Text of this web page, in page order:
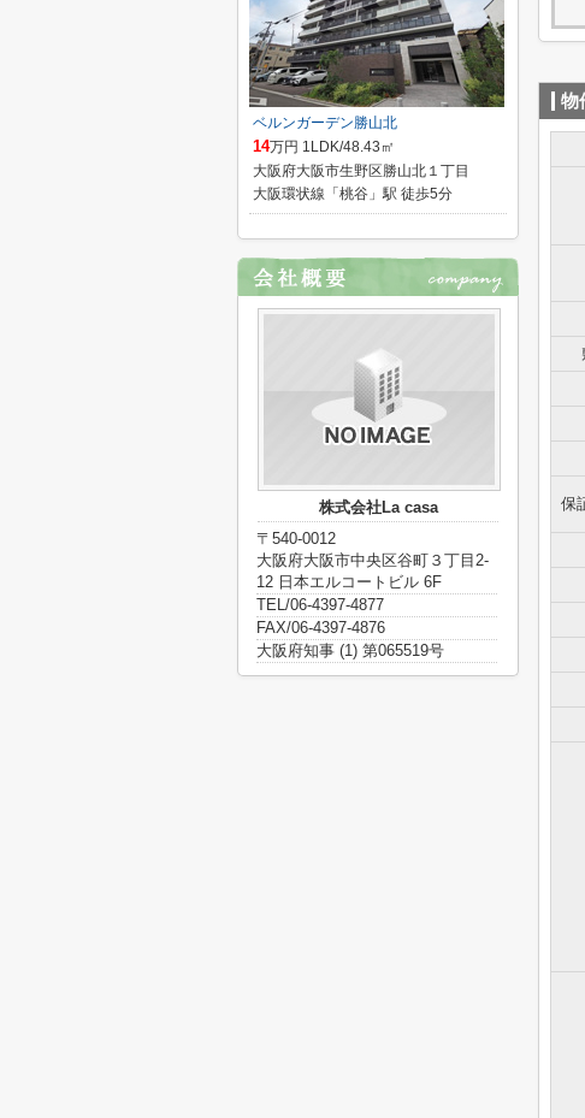
物
保
ベルンガーデン勝山北
14万円 1LDK/48.43㎡
大阪府大阪市生野区勝山北１丁目
大阪環状線「桃谷」駅 徒歩5分
株式会社La casa
〒540-0012
大阪府大阪市中央区谷町３丁目2-
12 日本エルコートビル 6F
TEL/06-4397-4877
FAX/06-4397-4876
大阪府知事 (1) 第065519号